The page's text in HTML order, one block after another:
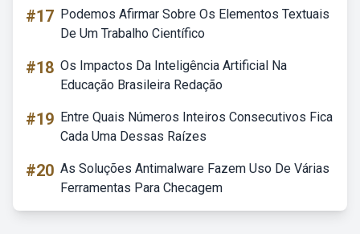
#17 Podemos Afirmar Sobre Os Elementos Textuais
De Um Trabalho Científico
#18 Os Impactos Da Inteligência Artificial Na
Educação Brasileira Redação
#19 Entre Quais Números Inteiros Consecutivos Fica
Cada Uma Dessas Raízes
#20 As Soluções Antimalware Fazem Uso De Várias
Ferramentas Para Checagem